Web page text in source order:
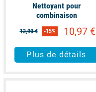
Nettoyant pour
combinaison
12,90 € -15% 10,97 €
Plus de détails